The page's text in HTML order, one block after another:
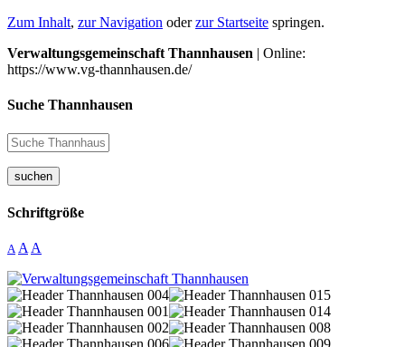
Zum Inhalt, zur Navigation oderzur Startseite springen.
Verwaltungsgemeinschaft Thannhausen | Online:
https://www.vg-thannhausen.de/
Suche Thannhausen
suchen
Schriftgröße
A A A